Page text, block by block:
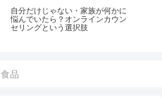
自分だけじゃない・家族が何かに
悩んでいたら？オンラインカウン
セリングという選択肢
食品